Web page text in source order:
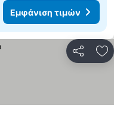
Εμφάνιση τιμών